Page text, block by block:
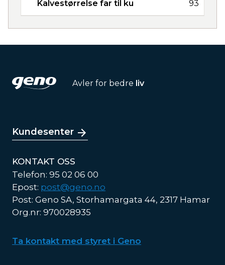
Kalvestørrelse far til ku 93
Avler for bedre liv
Kundesenter
KONTAKT OSS
Telefon: 95 02 06 00
Epost: post@geno.no
Post: Geno SA, Storhamargata 44, 2317 Hamar
Org.nr: 970028935
Ta kontakt med styret i Geno